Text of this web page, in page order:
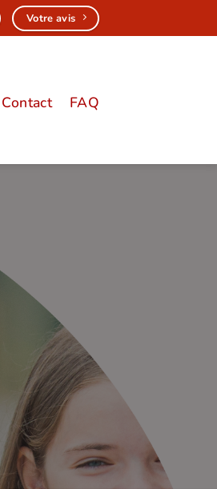
Votre avis
Contact FAQ